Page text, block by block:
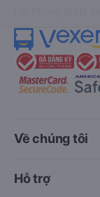
Về chúng tôi
Hỗ trợ